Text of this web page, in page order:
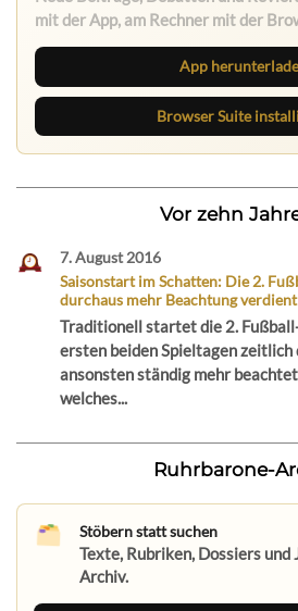
mit der App, am Rechner mit der
App
Browser Suite
Vor zehn
7. August 2016
Saisonstart im Schatten: Die 2.
durchaus mehr Beachtung
Traditionell startet die 2.
ersten beiden Spieltagen zeitlich
ansonsten ständig mehr
welches...
Ruhrbarone-
Stöbern statt suchen
Texte, Rubriken, Dossiers und
Archiv.